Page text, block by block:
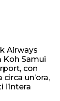
Airways
Samui
con
un’ora,